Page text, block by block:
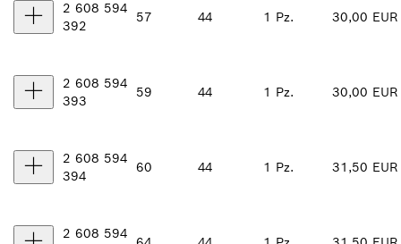
2 608 594
392
57 44 1 Pz. 30,00 EUR
2 608 594
393
59 44 1 Pz. 30,00 EUR
2 608 594
394
60 44 1 Pz. 31,50 EUR
2 608 594